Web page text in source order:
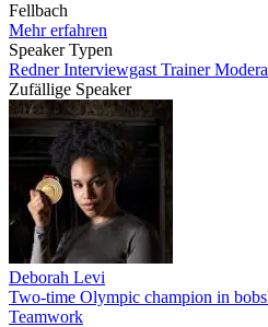
Fellbach
Mehr erfahren
Speaker Typen
RednerInterviewgast Trainer
Zufällige Speaker
Deborah Levi
Two-time Olympic champion in
Teamwork